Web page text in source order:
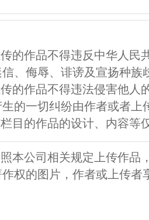
的作品不得违反中华人民
、侮辱、诽谤及宣扬种族
的作品不得违法侵害他人
的一切纠纷由作者或者上
目的作品的设计、内容等
本公司相关规定上传作品
权的图片，作者或上传者